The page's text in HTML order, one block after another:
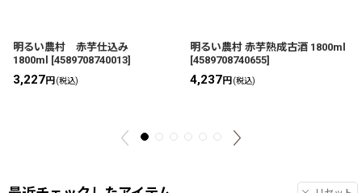
明るい農村 赤芋仕込み
1800ml [4589708740013]
3,227円(税込)
明るい農村 赤芋熟成古酒 1800ml
[4589708740655]
4,237円(税込)